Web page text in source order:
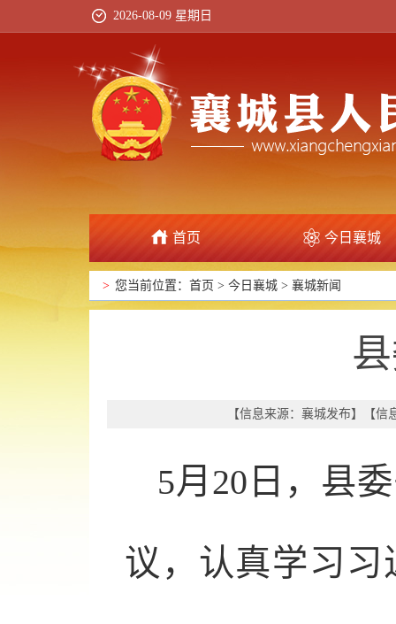
2026-08-09 星期日
首页 今日襄城
政府信息公开
> 您当前位置： 首页 > 今日襄城 > 襄城新闻
【信息来源： 襄城发布】 【
5月20日，县
议，认真学习